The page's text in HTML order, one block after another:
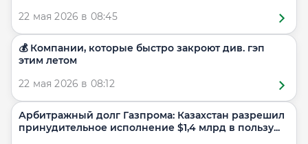
22 мая 2026 в 08:45
💰 Компании, которые быстро закроют див. гэп
этим летом
22 мая 2026 в 08:12
Арбитражный долг Газпрома: Казахстан разрешил
принудительное исполнение $1,4 млрд в пользу...